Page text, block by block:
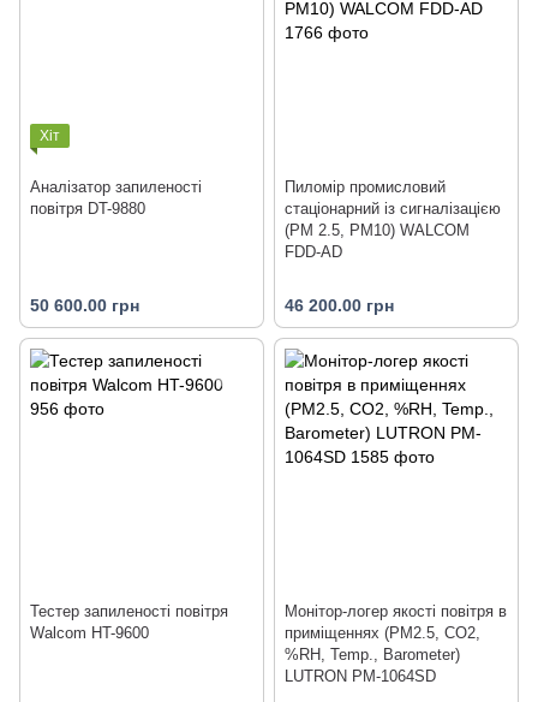
Хіт
Аналізатор запиленості
повітря DT-9880
50 600.00 грн
Пиломір промисловий
стаціонарний із сигналізацією
(PM 2.5, PM10) WALCOM
FDD-AD
46 200.00 грн
Тестер запиленості повітря
Walcom HT-9600
Монітор-логер якості повітря в
приміщеннях (PM2.5, CO2,
%RH, Temp., Barometer)
LUTRON PM-1064SD